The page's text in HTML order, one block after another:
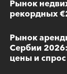
Рынок
рекордных
Рынок
Сербии
цены и спрос